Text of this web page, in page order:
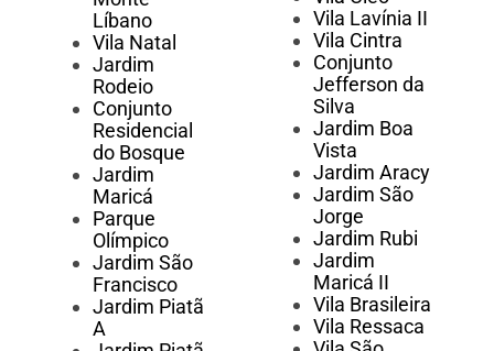
Líbano
Vila Natal
Jardim
Rodeio
Conjunto
Residencial
do Bosque
Jardim
Maricá
Parque
Olímpico
Jardim São
Francisco
Jardim Piatã
A
Vila Lavínia II
Vila Cintra
Conjunto
Jefferson da
Silva
Jardim Boa
Vista
Jardim Aracy
Jardim São
Jorge
Jardim Rubi
Jardim
Maricá II
Vila Brasileira
Vila Ressaca